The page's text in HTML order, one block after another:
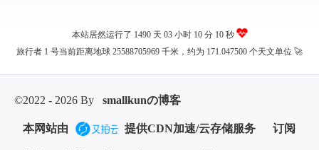
本站居然运行了 1490 天 03 小时 10 分 10 秒
旅行者 1 号当前距离地球 25588705969 千米，约为 171.047500 个天文单位 🚀
©2022 - 2026 By smallkunの博客
本网站由 提供CDN加速/云存储服务 订阅